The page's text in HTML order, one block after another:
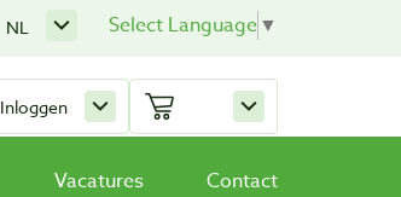
Select Language▼
NL
Inloggen
Vacatures Contact